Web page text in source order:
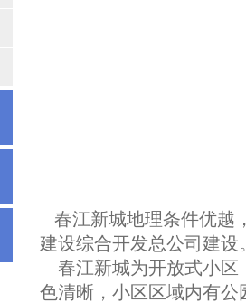
春江新城地理条件优越
建设综合开发总公司建设
春江新城为开放式小区
色清晰，小区区域内有公